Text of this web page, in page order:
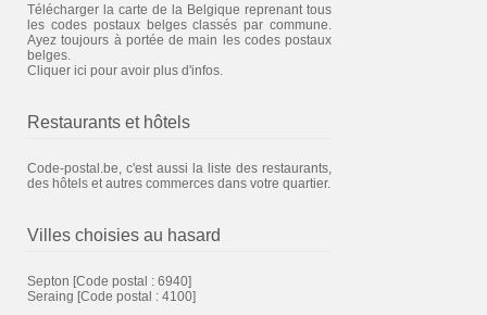
Télécharger la carte de la Belgique reprenant tous
les codes postaux belges classés par commune.
Ayez toujours à portée de main les codes postaux
belges.
Cliquer ici pour avoir plus d'infos.
Restaurants et hôtels
Code-postal.be, c'est aussi la liste des restaurants,
des hôtels et autres commerces dans votre quartier.
Villes choisies au hasard
Septon [Code postal : 6940]
Seraing [Code postal : 4100]